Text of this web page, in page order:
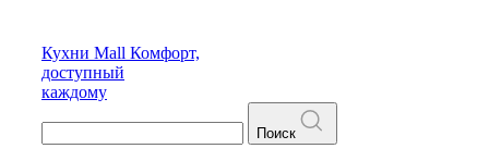
Кухни Mall Комфорт,
доступный
каждому
Поиск